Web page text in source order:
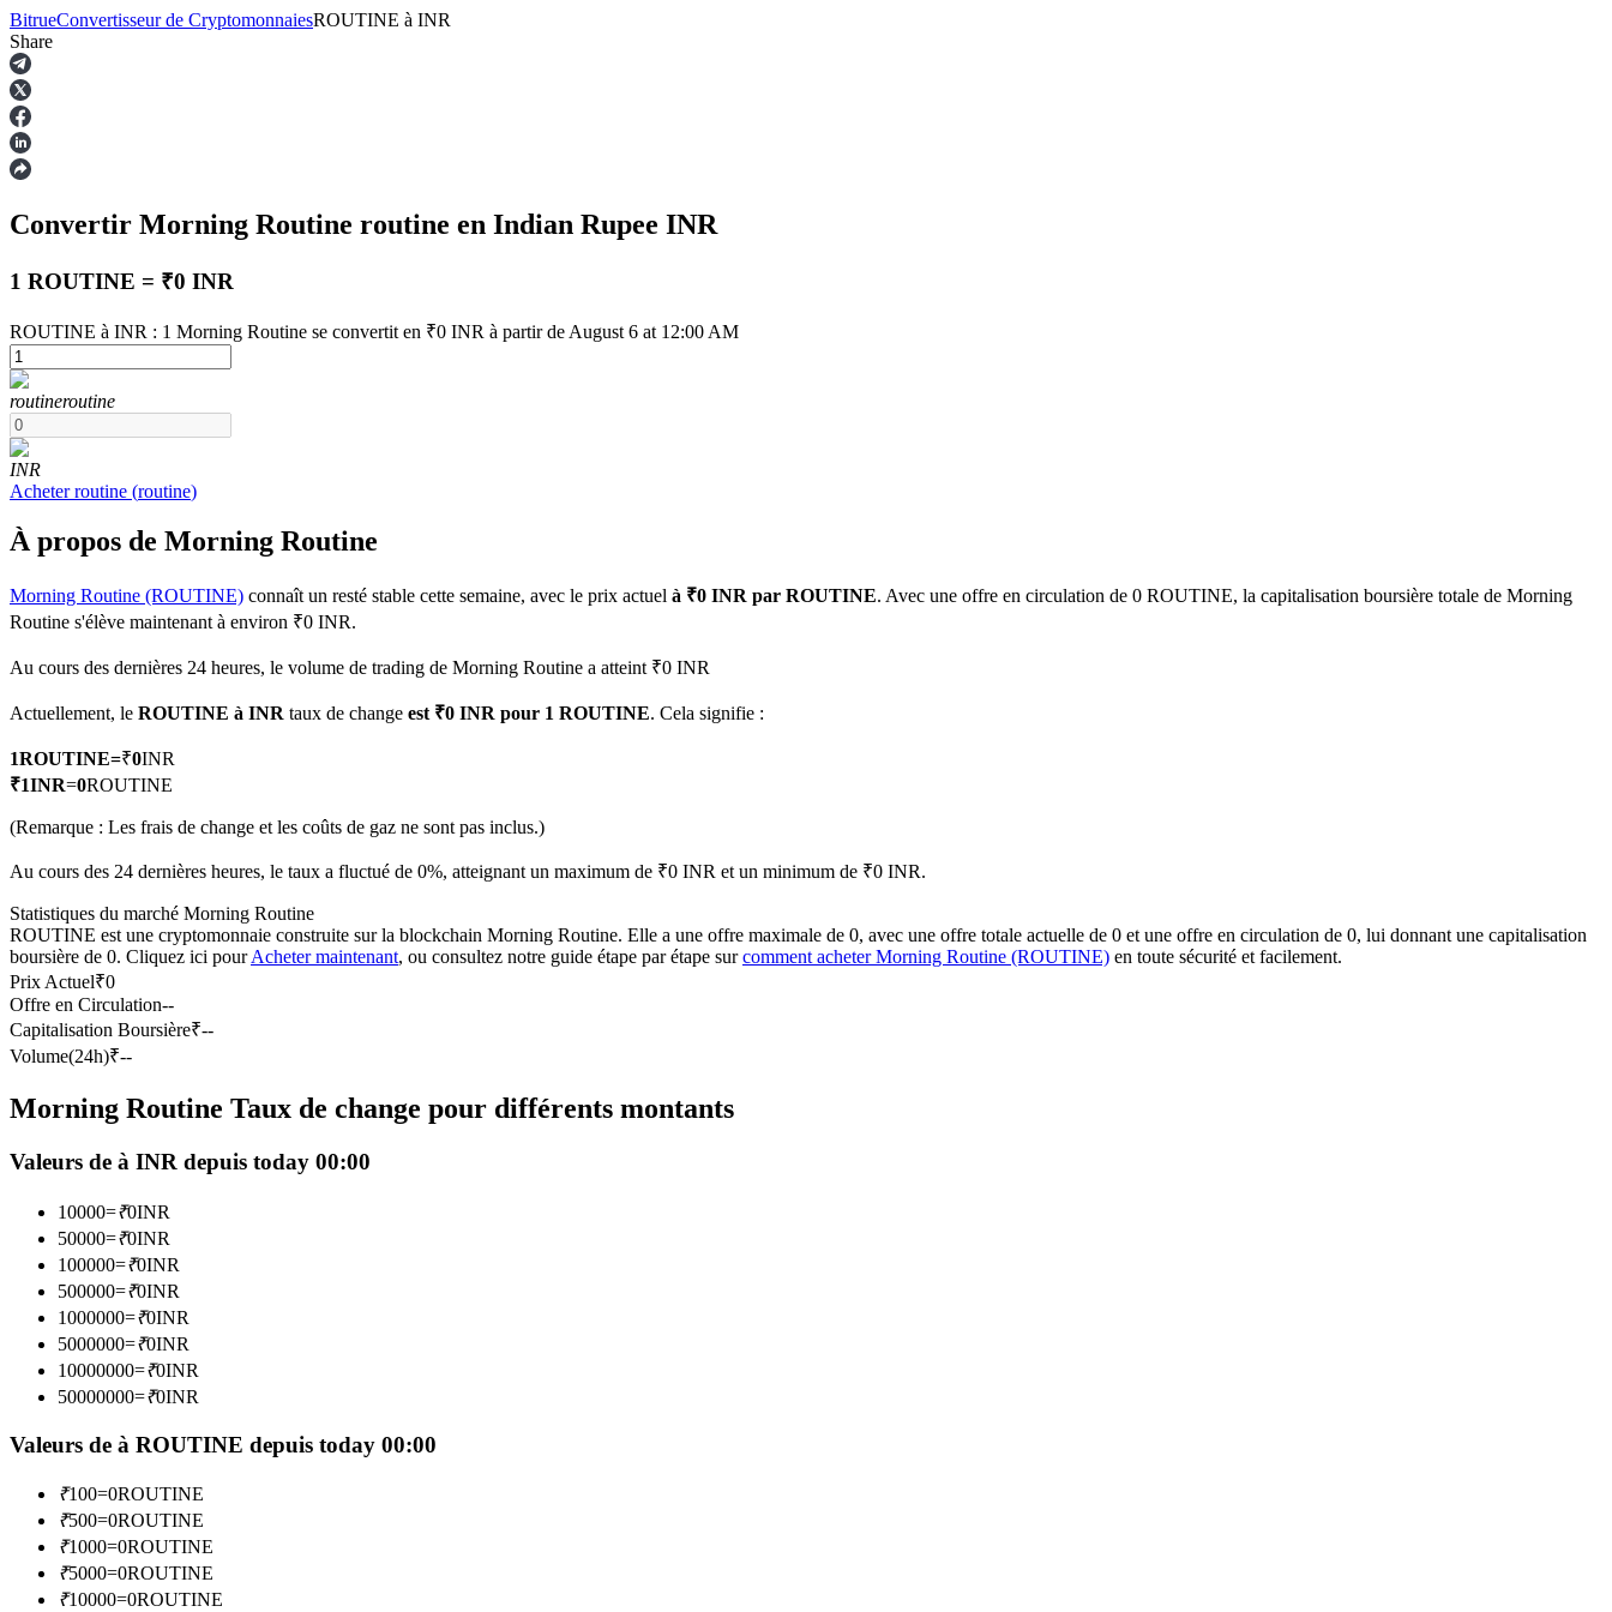
Contrats à terme
Futures utilisant l'USDT comme garantie
TradFi
Produits dérivés sur actions, forex, métaux précieux et matières premières
Futures USDC
Futures utilisant l'USDC comme garantie
Copie de Trading
Rejoignez les meilleurs traders
BitrueConvertisseur de CryptomonnaiesROUTINE à INR
Share
Convertir Morning Routine routine en Indian Rupee INR
1 ROUTINE = ₹0 INR
ROUTINE à INR : 1 Morning Routine se convertit en ₹0 INR à partir de August 6 at 12:00 AM
routineroutine
INR
Acheter routine (routine)
À propos de Morning Routine
Morning Routine (ROUTINE) connaît un resté stable cette semaine, avec le prix actuel à ₹0 INR par ROUTINE. Avec une offre en circulation de 0 ROUTINE, la capitalisation boursière totale de Morning
Routine s'élève maintenant à environ ₹0 INR.
Au cours des dernières 24 heures, le volume de trading de Morning Routine a atteint ₹0 INR
Actuellement, le ROUTINE à INR taux de change est ₹0 INR pour 1 ROUTINE. Cela signifie :
1ROUTINE=₹0INR
₹1INR=0ROUTINE
(Remarque : Les frais de change et les coûts de gaz ne sont pas inclus.)
Au cours des 24 dernières heures, le taux a fluctué de 0%, atteignant un maximum de ₹0 INR et un minimum de ₹0 INR.
Statistiques du marché Morning Routine
ROUTINE est une cryptomonnaie construite sur la blockchain Morning Routine. Elle a une offre maximale de 0, avec une offre totale actuelle de 0 et une offre en circulation de 0, lui donnant une capitalisation
boursière de 0. Cliquez ici pourAcheter maintenant, ou consultez notre guide étape par étape surcomment acheter Morning Routine (ROUTINE) en toute sécurité et facilement.
Prix Actuel₹0
Offre en Circulation--
Capitalisation Boursière₹--
Volume(24h)₹--
Morning Routine Taux de change pour différents montants
Valeurs de à INR depuis today 00:00
10000=₹0INR
50000=₹0INR
100000=₹0INR
500000=₹0INR
1000000=₹0INR
5000000=₹0INR
10000000=₹0INR
50000000=₹0INR
Valeurs de à ROUTINE depuis today 00:00
₹100=0ROUTINE
₹500=0ROUTINE
₹1000=0ROUTINE
₹5000=0ROUTINE
₹10000=0ROUTINE